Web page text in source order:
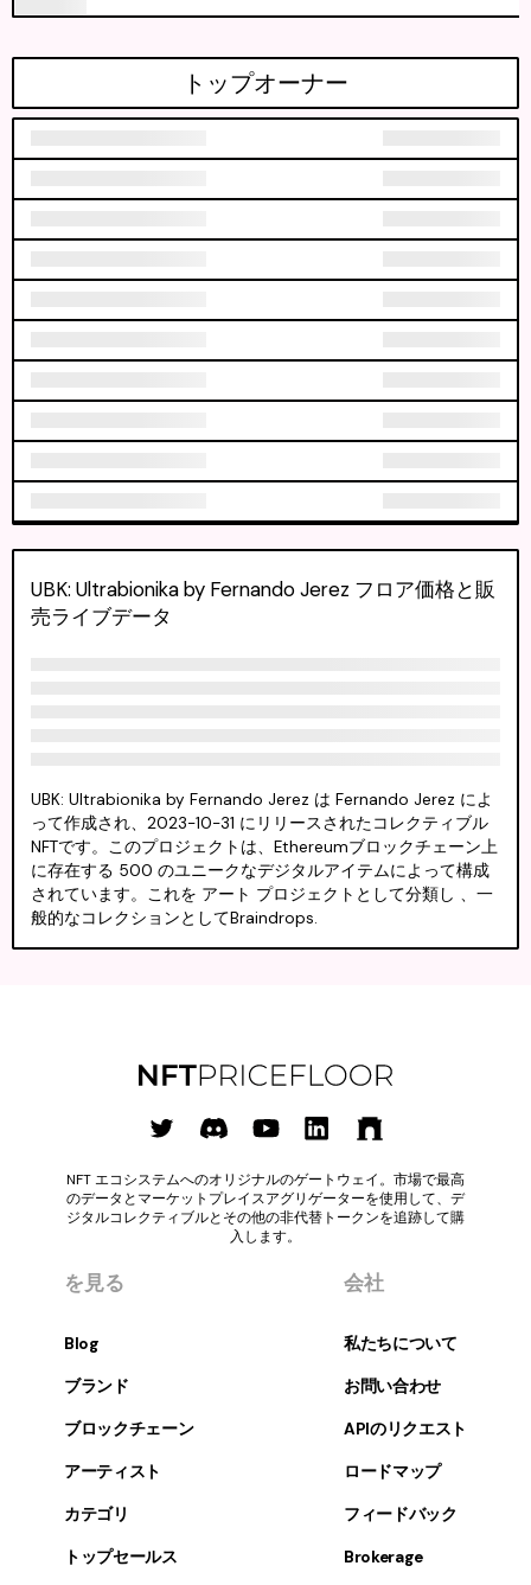
UBK: Ultrabionika by Fernando Jerez フロア価格と販
売ライブデータ
UBK: Ultrabionika by Fernando Jerez は Fernando Jerez によ
って作成され、2023-10-31 にリリースされたコレクティブル
NFTです。このプロジェクトは、Ethereumブロックチェーン上
に存在する 500 のユニークなデジタルアイテムによって構成
されています。これを アート プロジェクトとして分類し 、一
般的なコレクションとしてBraindrops.
トップオーナー
NFT エコシステムへのオリジナルのゲートウェイ。市場で最高
のデータとマーケットプレイスアグリゲーターを使用して、デ
ジタルコレクティブルとその他の非代替トークンを追跡して購
入します。
を見る
Blog
ブランド
ブロックチェーン
アーティスト
カテゴリ
トップセールス
会社
私たちについて
お問い合わせ
APIのリクエスト
ロードマップ
フィードバック
Brokerage